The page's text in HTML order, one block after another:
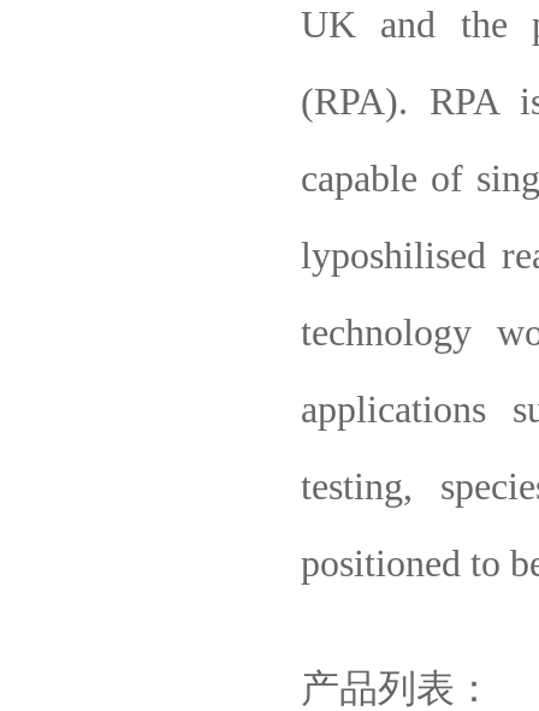
UK and the
(RPA). RPA
capable of
lyposhilised
technology
applications
testing,
positioned to
产品列表：